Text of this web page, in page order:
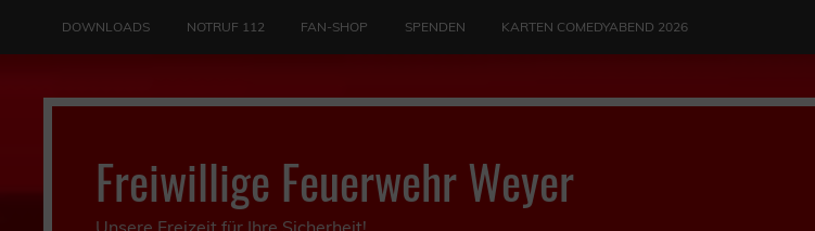
DOWNLOADS NOTRUF 112 FAN-SHOP SPENDEN KARTEN COMEDYABEND 2026
Freiwillige Feuerwehr Weyer
Unsere Freizeit für Ihre Sicherheit!